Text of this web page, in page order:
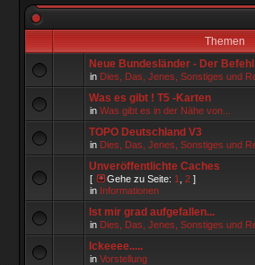
Themen
Neue Bundesländer - Der
in Dies, Das, Jenes, Sonstiges und
Was es gibt ! T5 -Karten
in Was gibt es in der Nähe von...
TOPO Deutschland V3
in Dies, Das, Jenes, Sonstiges und
Unveröffentlichte Caches
[ Gehe zu Seite: 1 2 ]
in Informationen
Ist mir grad aufgefallen...
in Dies, Das, Jenes, Sonstiges und
Ickeeee.....
in Vorstellung